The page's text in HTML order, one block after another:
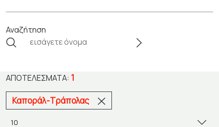
Αναζήτηση
ΑΠΟΤΕΛΈΣΜΑΤΑ: 1
Καποράλ-Τράπολας